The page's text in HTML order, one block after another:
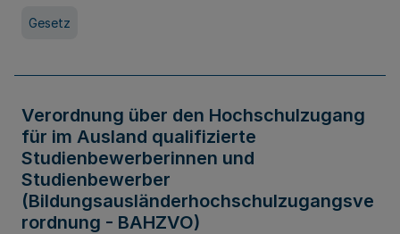
Gesetz
Verordnung über den Hochschulzugang
für im Ausland qualifizierte
Studienbewerberinnen und
Studienbewerber
(Bildungsausländerhochschulzugangsve
rordnung - BAHZVO)